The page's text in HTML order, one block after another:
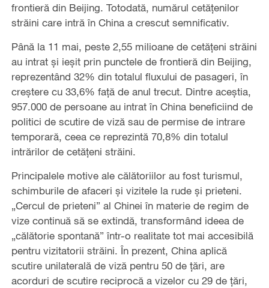
frontieră din Beijing. Totodată, numărul cetățenilor
străini care intră în China a crescut semnificativ.
Până la 11 mai, peste 2,55 milioane de cetățeni străini
au intrat și ieșit prin punctele de frontieră din Beijing,
reprezentând 32% din totalul fluxului de pasageri, în
creștere cu 33,6% față de anul trecut. Dintre aceștia,
957.000 de persoane au intrat în China beneficiind de
politici de scutire de viză sau de permise de intrare
temporară, ceea ce reprezintă 70,8% din totalul
intrărilor de cetățeni străini.
Principalele motive ale călătoriilor au fost turismul,
schimburile de afaceri și vizitele la rude și prieteni.
„Cercul de prieteni” al Chinei în materie de regim de
vize continuă să se extindă, transformând ideea de
„călătorie spontană” într-o realitate tot mai accesibilă
pentru vizitatorii străini. În prezent, China aplică
scutire unilaterală de viză pentru 50 de țări, are
acorduri de scutire reciprocă a vizelor cu 29 de țări,